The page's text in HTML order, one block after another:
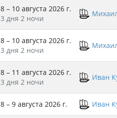
8 – 10 августа 2026 г.
3 дня 2 ночи
8 – 10 августа 2026 г.
3 дня 2 ночи
8 – 11 августа 2026 г.
3 дня 2 ночи
Иван
8 – 9 августа 2026 г. Иван